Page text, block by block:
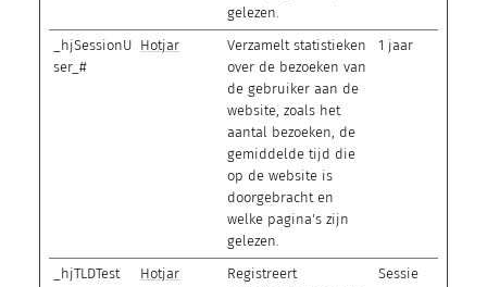
gelezen.
_hjSessionU
ser_#
Hotjar
Verzamelt statistieken
over de bezoeken van
de gebruiker aan de
website, zoals het
aantal bezoeken, de
gemiddelde tijd die
op de website is
doorgebracht en
welke pagina's zijn
gelezen.
1 jaar
_hjTLDTest Hotjar
Registreert
Sessie